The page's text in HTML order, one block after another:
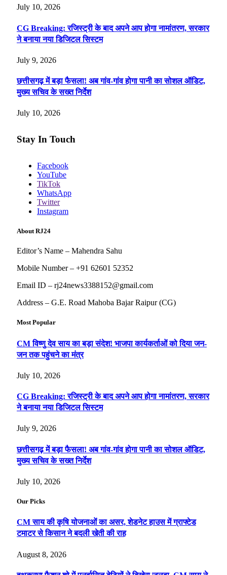
July 10, 2026
CG Breaking: रजिस्ट्री के बाद अपने आप होगा नामांतरण, सरकार
ने बनाया नया डिजिटल सिस्टम
July 9, 2026
छत्तीसगढ़ में बड़ा फैसला! अब गांव-गांव होगा पानी का सोशल ऑडिट,
मुख्य सचिव के सख्त निर्देश
July 10, 2026
Stay In Touch
Facebook
YouTube
TikTok
WhatsApp
Twitter
Instagram
About RJ24
Editor’s Name – Mahendra Sahu
Mobile Number – +91 62601 52352
Email ID – rj24news3388152@gmail.com
Address – G.E. Road Mahoba Bajar Raipur (CG)
Most Popular
CM विष्णु देव साय का बड़ा संदेश! भाजपा कार्यकर्ताओं को दिया जन-
जन तक पहुंचने का मंत्र
July 10, 2026
CG Breaking: रजिस्ट्री के बाद अपने आप होगा नामांतरण, सरकार
ने बनाया नया डिजिटल सिस्टम
July 9, 2026
छत्तीसगढ़ में बड़ा फैसला! अब गांव-गांव होगा पानी का सोशल ऑडिट,
मुख्य सचिव के सख्त निर्देश
July 10, 2026
Our Picks
CM साय की कृषि योजनाओं का असर, शेडनेट हाउस में ग्राफ्टेड
टमाटर से किसान ने बदली खेती की राह
August 8, 2026